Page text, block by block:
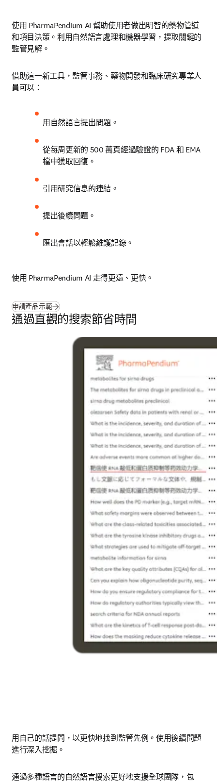
使用 PharmaPendium AI 幫助使用者做出明智的藥物管道
和項目決策。利用自然語言處理和機器學習，提取關鍵的
監管見解。
借助這一新工具，監管事務、藥物開發和臨床研究專業人
員可以：
用自然語言提出問題。
從每周更新的 500 萬頁經過驗證的 FDA 和 EMA
檔中獲取回復。
引用研究信息的連結。
提出後續問題。
匯出會話以輕鬆維護記錄。
使用 PharmaPendium AI 走得更遠、更快。
申請產品示範
通過直觀的搜索節省時間
用自己的話提問，以更快地找到監管先例。使用後續問題
進行深入挖掘。
通過多種語言的自然語言搜索更好地支援全球團隊，包